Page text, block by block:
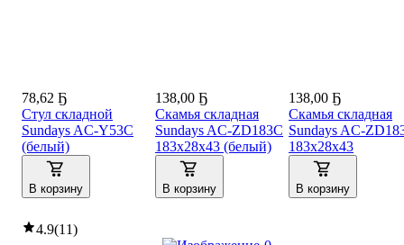
78,62 Ҕ
Стул складной
Sundays AC-Y53C
(белый)
В корзину
138,00 Ҕ
Скамья складная
Sundays AC-ZD183C
183х28х43 (белый)
В корзину
138,00 Ҕ
Скамья складная
Sundays AC-
183х28х43
В корзину
4.9(11)